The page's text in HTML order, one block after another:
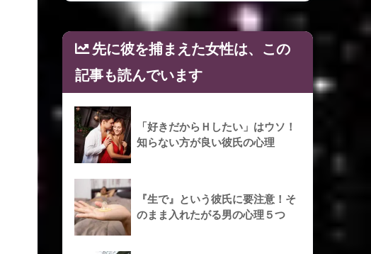
先に彼を捕まえた女性は、この
記事も読んでいます
「好きだからＨしたい」はウソ！
知らない方が良い彼氏の心理
『生で』という彼氏に要注意！そ
のまま入れたがる男の心理５つ